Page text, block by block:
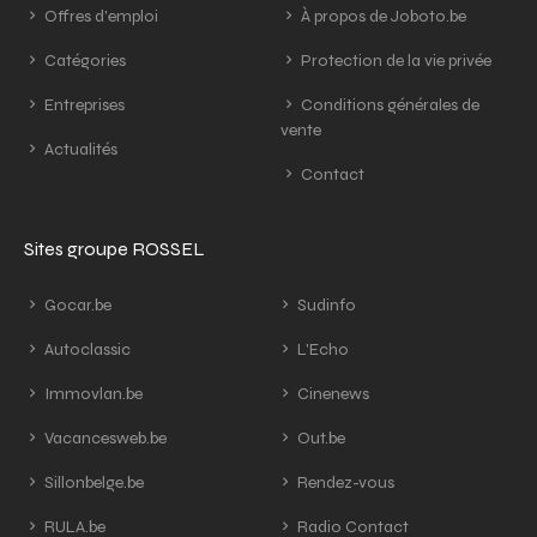
Offres d'emploi
Catégories
Entreprises
Actualités
À propos de Joboto.be
Protection de la vie privée
Conditions générales de
vente
Contact
Sites groupe ROSSEL
Gocar.be
Autoclassic
Immovlan.be
Vacancesweb.be
Sillonbelge.be
RULA.be
Sudinfo
L'Echo
Cinenews
Out.be
Rendez-vous
Radio Contact